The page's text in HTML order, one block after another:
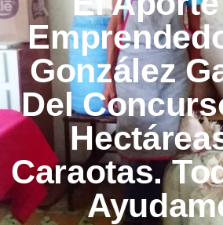
González
Del
Caraotas.